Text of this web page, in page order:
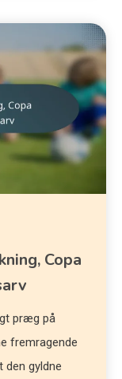
Copa
præg på
fremragende
den gyldne